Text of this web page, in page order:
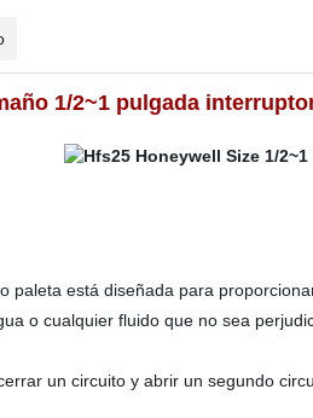
1/2~1 pulgada
paleta está diseñada para
o cualquier fluido que no sea
un circuito y abrir un segundo